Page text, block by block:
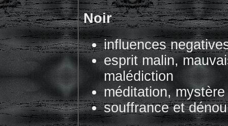
Noir
influences
esprit malin,
malédiction
méditation,
souffrance et